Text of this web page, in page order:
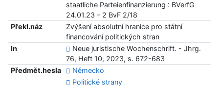
staatliche Parteienfinanzierung : BVerfG
24.01.23 – 2 BvF 2/18
Překl.náz
Zvýšení absolutní hranice pro státní
financování politických stran
In
Neue juristische Wochenschrift. - Jhrg.
76, Heft 10, 2023, s. 672-683
Předmět.hesla
Německo
Politické strany